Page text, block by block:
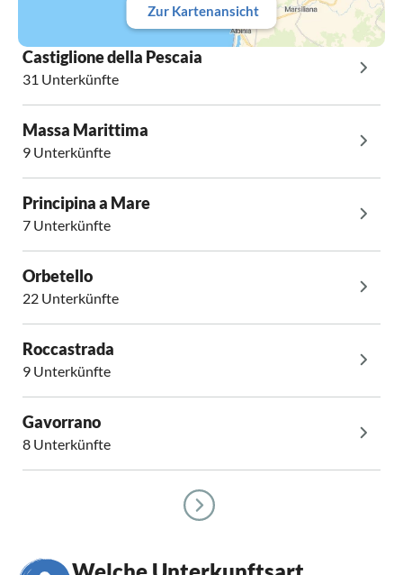
Zur Kartenansicht
Castiglione della Pescaia
31 Unterkünfte
Massa Marittima
9 Unterkünfte
Principina a Mare
7 Unterkünfte
Orbetello
22 Unterkünfte
Roccastrada
9 Unterkünfte
Gavorrano
8 Unterkünfte